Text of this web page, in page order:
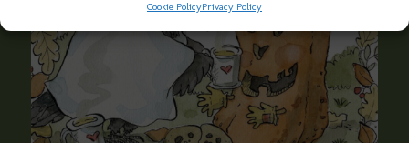
Cookie PolicyPrivacy Policy